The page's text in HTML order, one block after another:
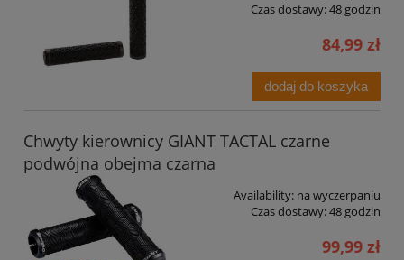
Czas dostawy:48 godzin
84,99 zł
dodaj do koszyka
Chwyty kierownicy GIANT TACTAL czarne
podwójna obejma czarna
Availability: na wyczerpaniu
Czas dostawy:48 godzin
99,99 zł